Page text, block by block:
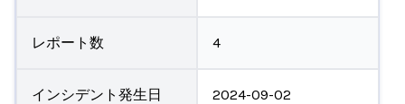
レポート数 4
インシデント発生日 2024-09-02